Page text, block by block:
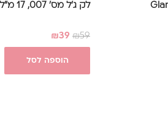
לק ג'ל מס' 007, 17 מ"ל - Glamour
₪59
₪39
הוספה לסל